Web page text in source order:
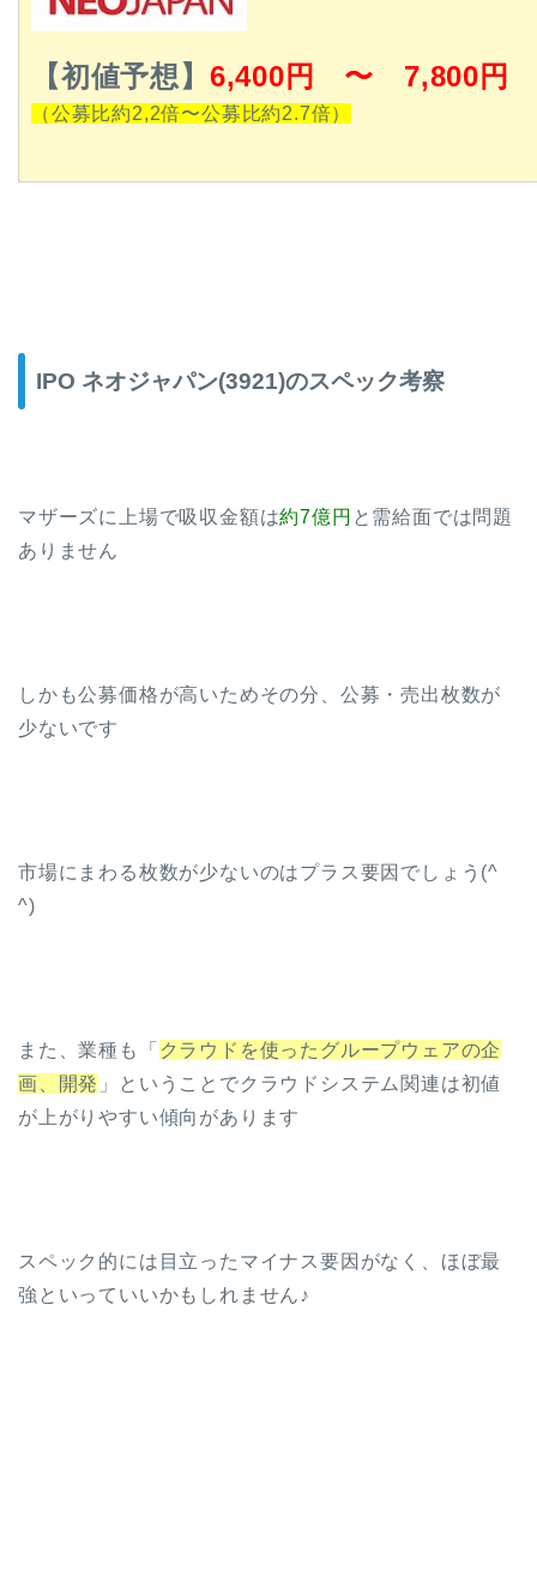
【初値予想】 6,400 円 〜 7,800円
（公募比約2,2倍〜公募比約2.7倍）
IPO ネオジャパン(3921)のスペック考察
マザーズに上場で吸収金額は約7億円 と需給面では問題
ありません
しかも公募価格が高いためその分、公募・売出枚数が
少ないです
市場にまわる枚数が少ないのはプラス要因でしょう(^
^)
また、業種も「 クラウドを使ったグループウェアの企
画、開発 」ということでクラウドシステム関連は初値
が上がりやすい傾向があります
スペック的には目立ったマイナス要因がなく、ほぼ最
強といっていいかもしれません♪